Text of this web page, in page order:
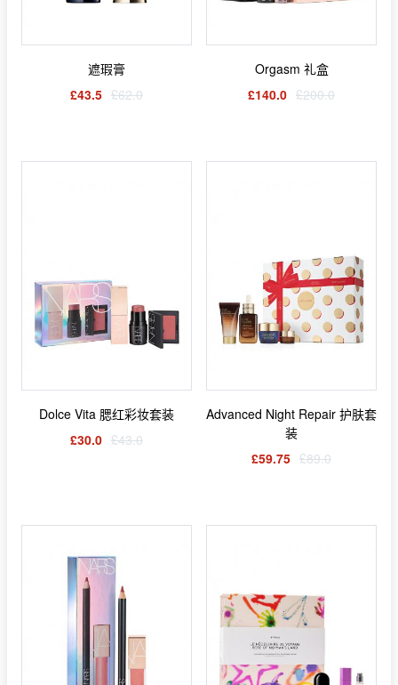
遮瑕膏
£43.5 £62.0
Orgasm 礼盒
£140.0 £200.0
Dolce Vita 腮红彩妆套装
£30.0 £43.0
Advanced Night Repair 护肤套
装
£59.75 £89.0